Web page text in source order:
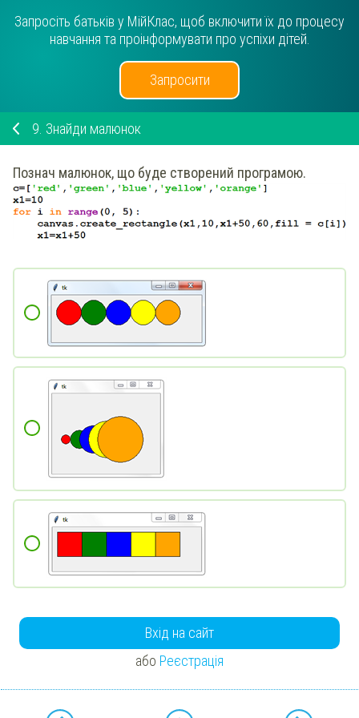
Запросіть батьків у МійКлас, щоб включити їх до процесу
навчання та проінформувати про успіхи дітей.
Запросити
9. Знайди малюнок
Познач малюнок, що буде створений програмою.
Вхід на сайт
або Реєстрація